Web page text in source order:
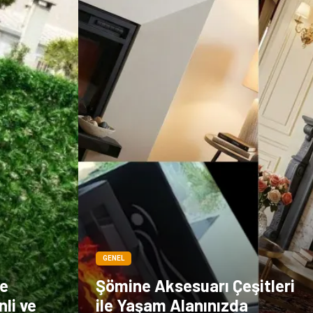
Sigorta
kadınlar ve takı sağlık
Spor Malzemeleri
ve
GENEL
Şömine Aksesuarı Çeşitleri
ile Yaşam Alanınızda